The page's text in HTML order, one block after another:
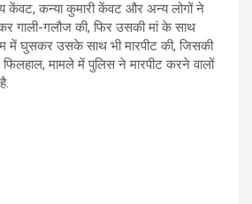
केंवट, कन्या कुमारी केंवट और अन्य लोगों ने
गलौज की, फिर उसकी मां के साथ
में घुसकर उसके साथ भी मारपीट की, जिसकी
मामले में पुलिस ने मारपीट करने वालों